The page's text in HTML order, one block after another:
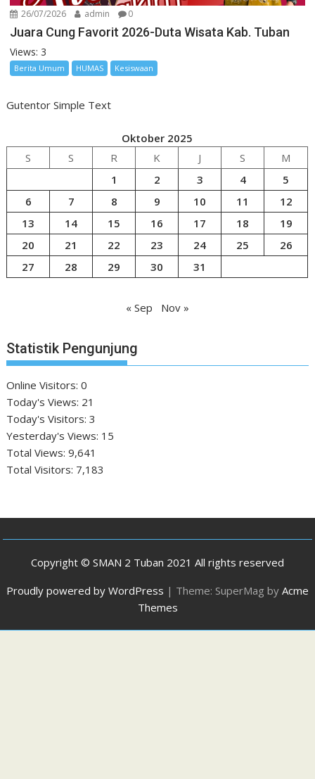
26/07/2026 admin 0
Juara Cung Favorit 2026-Duta Wisata Kab. Tuban
Views: 3
Berita Umum HUMAS Kesiswaan
Gutentor Simple Text
Oktober 2025
S
S R K J S
M
1
2 3 4
5
6
7 8 9 10 11
12
13
14 15 16 17 18
19
20
21 22 23 24 25
26
27
28 29 30 31
« Sep Nov »
Statistik Pengunjung
Online Visitors:0
Today's Views: 21
Today's Visitors:3
Yesterday's Views: 15
Total Views:9,641
Total Visitors: 7,183
Copyright © SMAN 2 Tuban 2021 All rights reserved
Proudly powered by WordPress | Theme: SuperMag by Acme
Themes